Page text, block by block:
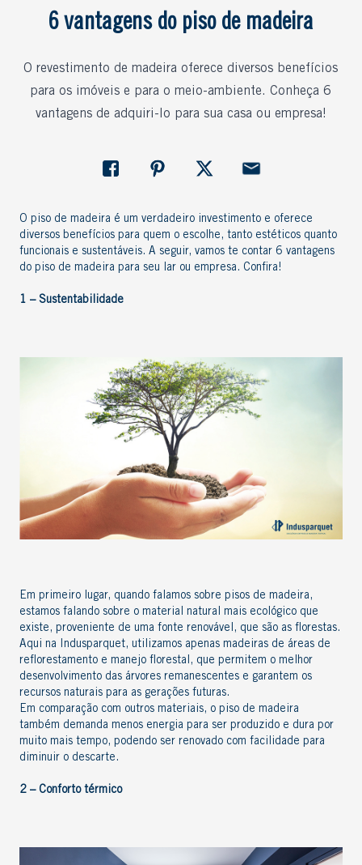
6 vantagens do piso de madeira
O revestimento de madeira oferece diversos benefícios
para os imóveis e para o meio-ambiente. Conheça 6
vantagens de adquiri-lo para sua casa ou empresa!
O piso de madeira é um verdadeiro investimento e oferece
diversos benefícios para quem o escolhe, tanto estéticos quanto
funcionais e sustentáveis. A seguir, vamos te contar 6 vantagens
do piso de madeira para seu lar ou empresa. Confira!
1 – Sustentabilidade
Em primeiro lugar, quando falamos sobre pisos de madeira,
estamos falando sobre o material natural mais ecológico que
existe, proveniente de uma fonte renovável, que são as florestas.
Aqui na Indusparquet, utilizamos apenas madeiras de áreas de
reflorestamento e manejo florestal , que permitem o melhor
desenvolvimento das árvores remanescentes e garantem os
recursos naturais para as gerações futuras.
Em comparação com outros materiais, o piso de madeira
também demanda menos energia para ser produzido e dura por
muito mais tempo, podendo ser renovado com facilidade para
diminuir o descarte.
2 – Conforto térmico